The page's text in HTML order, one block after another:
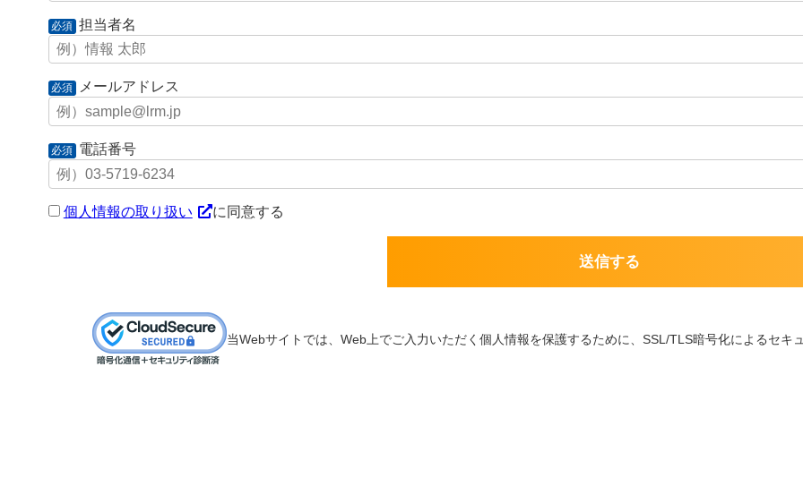
必須 担当者名
必須 メールアドレス
必須 電話番号
個人情報の取り扱い に同意する
送信する
当Webサイトでは、Web上でご入力いただく個人情報を保護するために、SSL/TLS暗号化によるセキ